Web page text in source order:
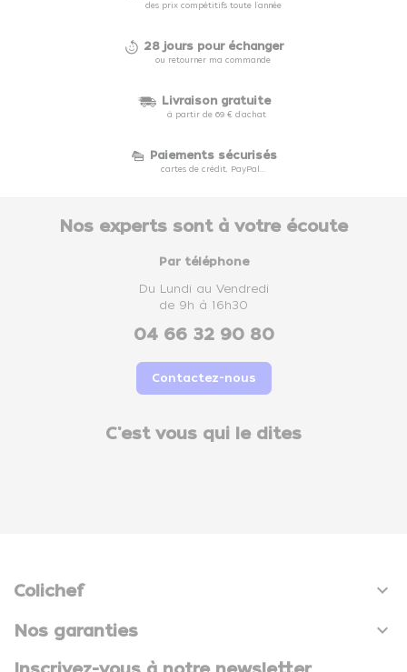
des prix compétitifs toute l'année
28 jours pour échanger
ou retourner ma commande
Livraison gratuite
à partir de 69 € d'achat
Paiements sécurisés
cartes de crédit, PayPal...
Nos experts sont à votre écoute
Par téléphone
Du Lundi au Vendredi
de 9h à 16h30
04 66 32 90 80
Contactez-nous
C'est vous qui le dites
Colichef 
Nos garanties 